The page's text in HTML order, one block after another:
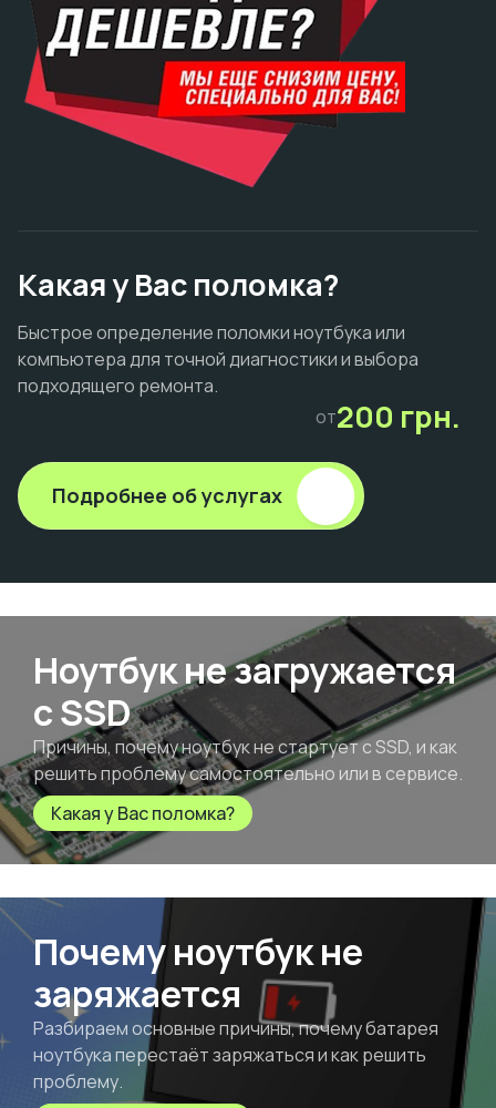
Какая у Вас поломка?
Быстрое определение поломки ноутбука или
компьютера для точной диагностики и выбора
подходящего ремонта.
от200 грн.
Подробнее об услугах
Ноутбук не загружается
с SSD
Причины, почему ноутбук не стартует с SSD, и как
решить проблему самостоятельно или в сервисе.
Какая у Вас поломка?
Почему ноутбук не
заряжается
Разбираем основные причины, почему батарея
ноутбука перестаёт заряжаться и как решить
проблему.